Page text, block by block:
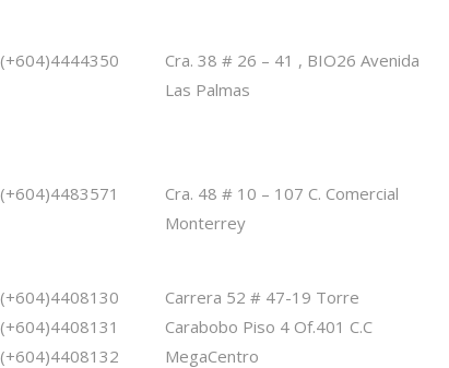
(+604)4444350
Cra. 38 # 26 – 41 , BIO26 Avenida
Las Palmas
(+604)4483571
Cra. 48 # 10 – 107 C. Comercial
Monterrey
(+604)4408130
(+604)4408131
(+604)4408132
Carrera 52 # 47-19 Torre
Carabobo Piso 4 Of.401 C.C
MegaCentro